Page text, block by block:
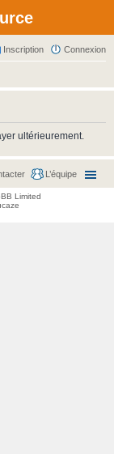
Connexion
Inscription
ultérieurement.
L’équipe
Limited